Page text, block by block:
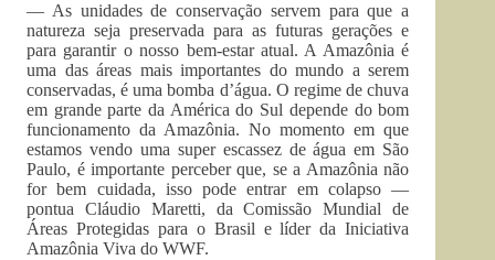
— As unidades de conservação servem para que a
natureza seja preservada para as futuras gerações e
para garantir o nosso bem-estar atual. A Amazônia é
uma das áreas mais importantes do mundo a serem
conservadas, é uma bomba d’água. O regime de chuva
em grande parte da América do Sul depende do bom
funcionamento da Amazônia. No momento em que
estamos vendo uma super escassez de água em São
Paulo, é importante perceber que, se a Amazônia não
for bem cuidada, isso pode entrar em colapso —
pontua Cláudio Maretti, da Comissão Mundial de
Áreas Protegidas para o Brasil e líder da Iniciativa
Amazônia Viva do WWF.